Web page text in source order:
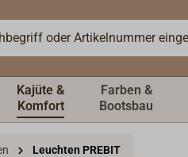
Kajüte &
Komfort
Farben &
Bootsbau
Leuchten PREBIT